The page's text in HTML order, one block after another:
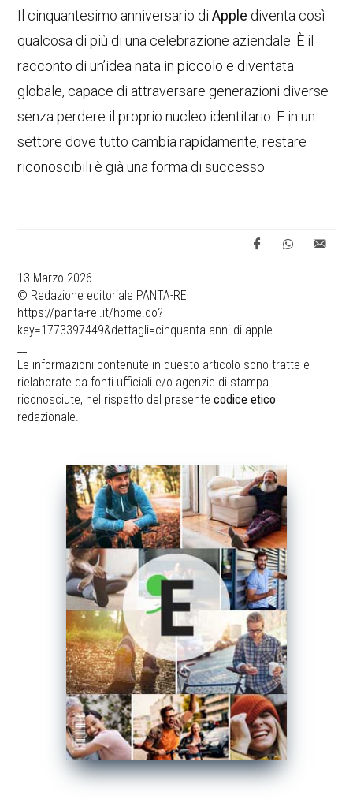
Il cinquantesimo anniversario diApple diventa così
qualcosa di più di una celebrazione aziendale. È il
racconto di un’idea nata in piccolo e diventata
globale, capace di attraversare generazioni diverse
senza perdere il proprio nucleo identitario. E in un
settore dove tutto cambia rapidamente, restare
riconoscibili è già una forma di successo.
13 Marzo 2026
© Redazione editoriale PANTA-REI
https://panta-rei.it/home.do?
key=1773397449&dettagli=cinquanta-anni-di-apple
Le informazioni contenute in questo articolo sono tratte e
rielaborate da fonti ufficiali e/o agenzie di stampa
riconosciute, nel rispetto del presentecodice etico
redazionale.